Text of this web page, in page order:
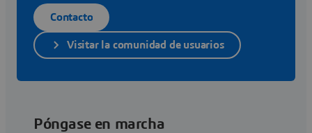
Contacto
Visitar la comunidad de usuarios
Póngase en marcha